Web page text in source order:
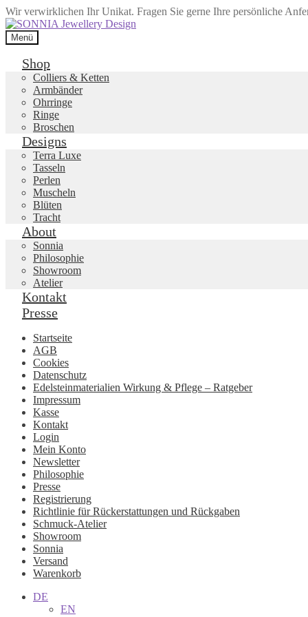
Wir verwirklichen Ihr Unikat. Fragen Sie gerne Ihre persönliche
Zur
Navigation
springen
Zum
Inhalt
springen
Menü
Shop
Colliers & Ketten
Armbänder
Ohrringe
Ringe
Broschen
Designs
Terra Luxe
Tasseln
Perlen
Muscheln
Blüten
Tracht
About
Sonnia
Philosophie
Showroom
Atelier
Kontakt
Presse
Startseite
AGB
Cookies
Datenschutz
Edelsteinmaterialien Wirkung & Pflege – Ratgeber
Impressum
Kasse
Kontakt
Login
Mein Konto
Newsletter
Philosophie
Presse
Registrierung
Richtlinie für Rückerstattungen und Rückgaben
Schmuck-Atelier
Showroom
Sonnia
Versand
Warenkorb
DE
EN